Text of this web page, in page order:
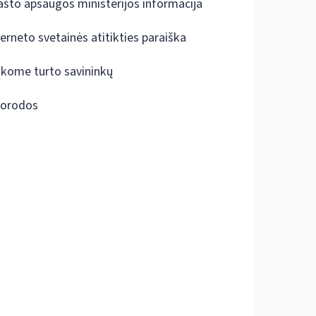
apsaugos ministerijos informacija
svetainės atitikties paraiška
turto savininkų